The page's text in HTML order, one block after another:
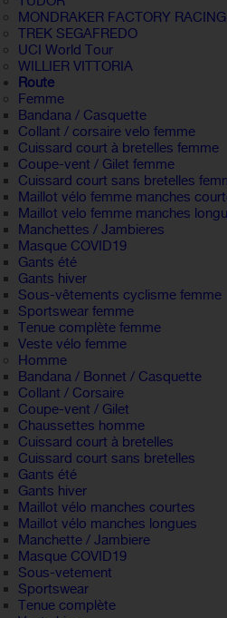
MONDRAKER FACTORY
TREK SEGAFREDO
UCI World Tour
WILLIER VITTORIA
Route
Femme
Bandana / Casquette
Collant / corsaire velo femme
Cuissard court à bretelles femme
Coupe-vent / Gilet femme
Cuissard court sans bretelles
Maillot vélo femme manches
Maillot velo femme manches
Manchettes / Jambieres
Masque COVID19
Gants été
Gants hiver
Sous-vêtements cyclisme femme
Sportswear femme
Tenue complète femme
Veste vélo femme
Homme
Bandana / Bonnet / Casquette
Collant / Corsaire
Coupe-vent / Gilet
Chaussettes homme
Cuissard court à bretelles
Cuissard court sans bretelles
Gants été
Gants hiver
Maillot vélo manches courtes
Maillot vélo manches longues
Manchette / Jambiere
Masque COVID19
Sous-vetement
Sportswear
Tenue complète